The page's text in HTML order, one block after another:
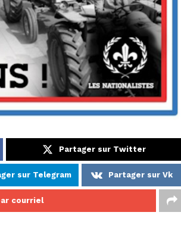
Partager sur Twitter
sur Telegram Partager sur Vk
courriel